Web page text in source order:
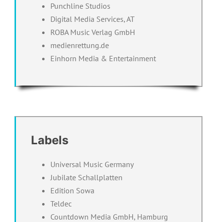
Punchline Studios
Digital Media Services, AT
ROBA Music Verlag GmbH
medienrettung.de
Einhorn Media & Entertainment
Labels
Universal Music Germany
Jubilate Schallplatten
Edition Sowa
Teldec
Countdown Media GmbH, Hamburg